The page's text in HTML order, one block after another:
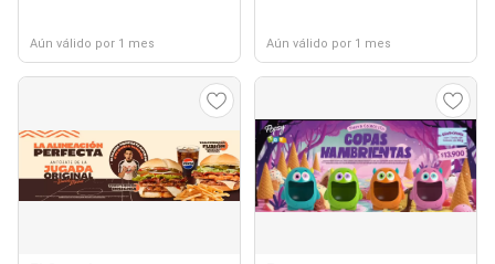
Aún válido por 1 mes Aún válido por 1 mes